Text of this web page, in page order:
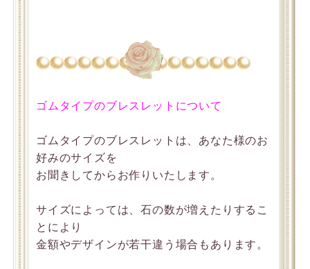
ゴムタイプのブレスレットについて
ゴムタイプのブレスレットは、あなた様のお
好みのサイズを
お聞きしてからお作りいたします。
サイズによっては、石の数が増えたりするこ
とにより
金額やデザインが若干違う場合もあります。